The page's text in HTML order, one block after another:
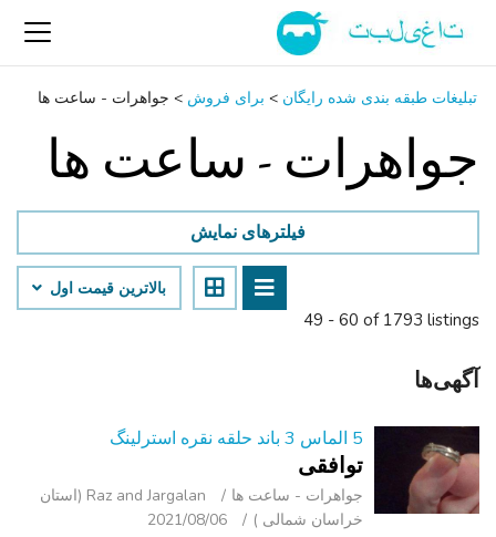
تبلیغات طبقه بندی شده رایگان > برای فروش > جواهرات - ساعت ‌ها
جواهرات - ساعت ‌ها
49 - 60 of 1793 listings
فیلترهای نمایش
بالاترین قیمت اول
آگهی‌ها
5 الماس 3 باند حلقه نقره استرلینگ
توافقی
جواهرات - ساعت ‌ها
Raz and Jargalan (استان
خراسان شمالی )
2021/08/06